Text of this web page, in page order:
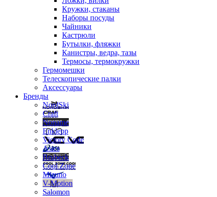
Кружки, стаканы
Наборы посуды
Чайники
Кастрюли
Бутылки, фляжки
Канистры, ведра, тазы
Термосы, термокружки
Гермомешки
Телескопические палки
Аксессуары
Бренды
NordSki
Craft
Noname
Enklepp
Victory Code
Asics
Brubeck
Cool Zone
Mizuno
V-Motion
Salomon